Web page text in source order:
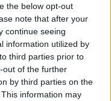
the below opt-out
note that after your
continue seeing
information utilized by
third parties prior to
out of the further
by third parties on the
information may